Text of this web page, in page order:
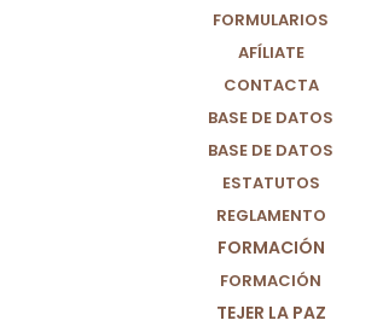
FORMULARIOS
AFÍLIATE
CONTACTA
BASE DE DATOS
BASE DE DATOS
ESTATUTOS
REGLAMENTO
FORMACIÓN
FORMACIÓN
TEJER LA PAZ
JUSTICIA,CIUDADANÍA GLOBAL